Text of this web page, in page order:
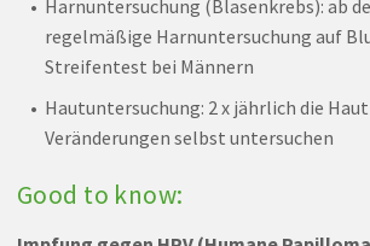
Harnuntersuchung (Blasenkrebs): ab
regelmäßige Harnuntersuchung auf
Streifentest bei Männern
Hautuntersuchung: 2 x jährlich die
Veränderungen selbst untersuchen
Good to know: